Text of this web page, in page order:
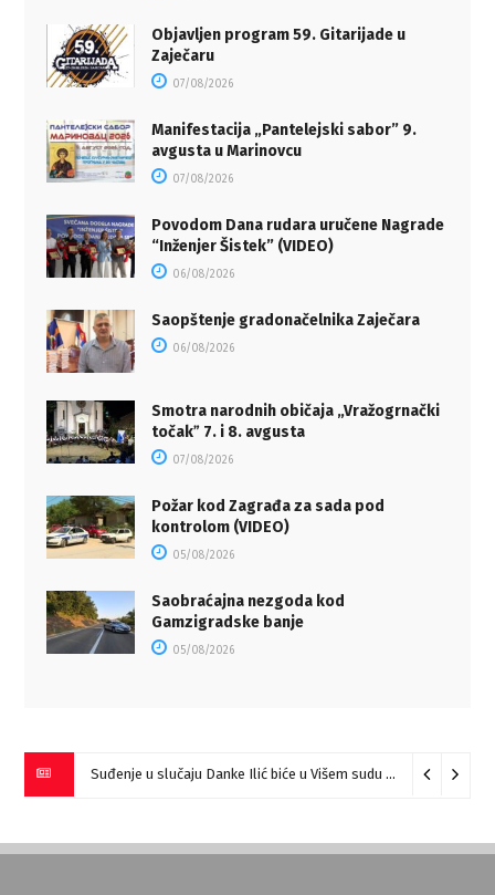
Objavljen program 59. Gitarijade u
Zaječaru
07/08/2026
Manifestacija „Pantelejski sabor” 9.
avgusta u Marinovcu
07/08/2026
Povodom Dana rudara uručene Nagrade
“Inženjer Šistek” (VIDEO)
06/08/2026
Saopštenje gradonačelnika Zaječara
06/08/2026
Smotra narodnih običaja „Vražogrnački
točakˮ 7. i 8. avgusta
07/08/2026
Požar kod Zagrađa za sada pod
kontrolom (VIDEO)
05/08/2026
Saobraćajna nezgoda kod
Gamzigradske banje
05/08/2026
Suđenje u slučaju Danke Ilić biće u Višem sudu u Negotinu?